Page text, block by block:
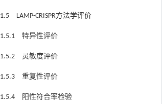
1.5 LAMP-CRISPR方法学评价
1.5.1 特异性评价
1.5.2 灵敏度评价
1.5.3 重复性评价
1.5.4 阳性符合率检验